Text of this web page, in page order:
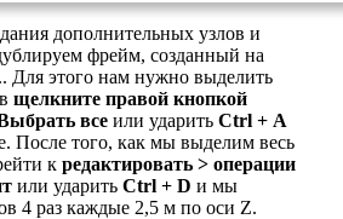
дополнительных узлов и
фрейм, созданный на
Для этого нам нужно выделить
щелкните правой кнопкой
всеили ударить Ctrl + А
После того, как мы выделим весь
к редактировать > операции
или ударитьCtrl + D и мы
4 раз каждые 2,5 м по оси Z.